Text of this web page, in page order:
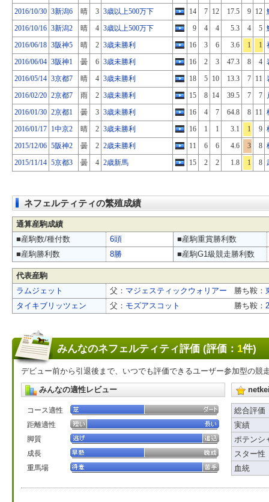
2016/10/30 3新潟6 晴 3 3歳以上500万下 14 7 12 17.5 9 12
2016/10/16 3新潟2 晴 4 3歳以上500万下 9 4 4 5.3 4 5
2016/06/18 3阪神5 晴 2 3歳未勝利 16 3 6 3.6 1 1
2016/06/04 3阪神1 曇 6 3歳未勝利 16 2 3 47.3 8 4
2016/05/14 3京都7 晴 4 3歳未勝利 18 5 10 13.3 7 11
2016/02/20 2京都7 雨 2 3歳未勝利 15 8 14 39.5 7 7
2016/01/30 2京都1 曇 3 3歳未勝利 16 4 7 64.8 8 11
2016/01/17 1中京2 晴 2 3歳未勝利 16 1 1 3.1 1 9
2015/12/06 5阪神2 曇 2 2歳未勝利 11 6 6 4.6 3 8
2015/11/14 5京都3 曇 4 2歳新馬 15 2 2 1.8 1 8
ネフェルティティの繁殖成績
通算産駒成績
■産駒数/種付数
6頭
■産駒重賞勝利数
■産駒勝利数
8勝 ■産駒G1級競走勝利数
代表産駒
ラムジェット
父： マジェスティックウォリアー 勝ち鞍：
タイキブリッツェン
父： モズアスコット 勝ち鞍：
みんなのネフェルティティ評価 (評価： 1件)
デビュー前から引退後まで、いつでも評価できるユーザー参加型の競
みんなの適性レビュー
コース適性
距離適性
脚質
成長
重馬場
総合評価
実績
ポテンシ
スター性
血統